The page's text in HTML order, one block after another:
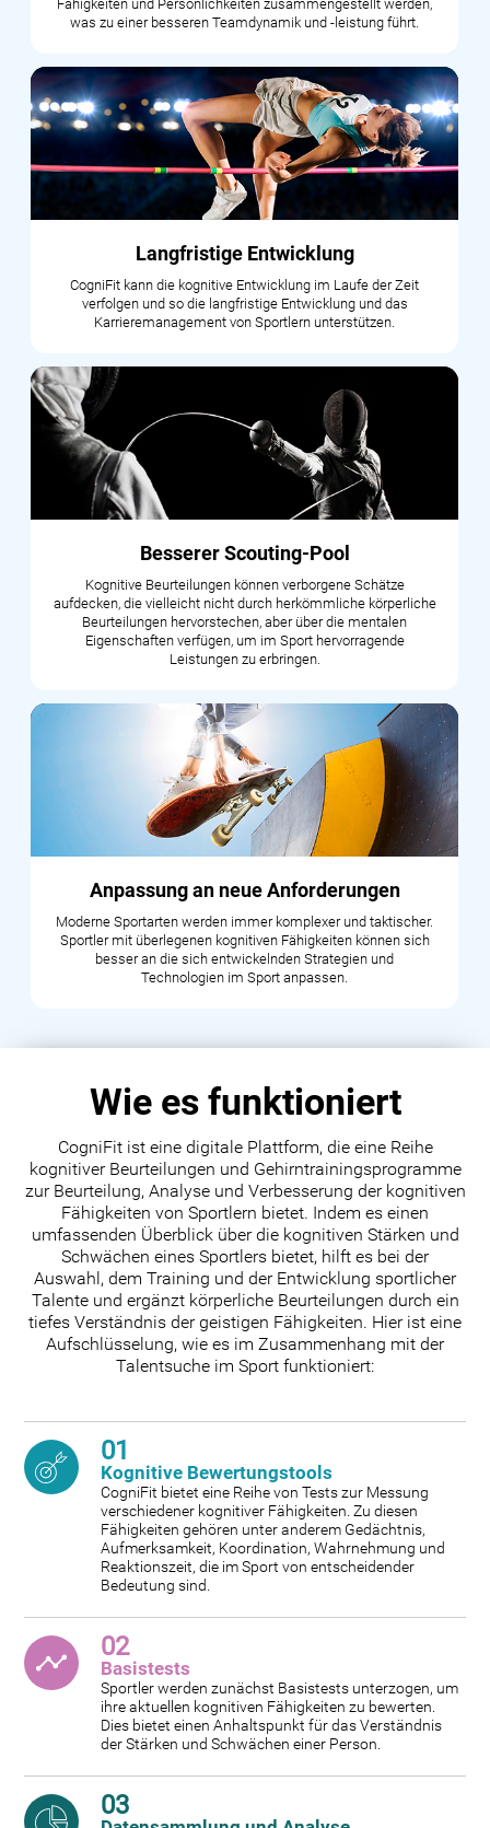
Fähigkeiten und Persönlichkeiten zusammengestellt werden,
was zu einer besseren Teamdynamik und -leistung führt.
Langfristige Entwicklung
CogniFit kann die kognitive Entwicklung im Laufe der Zeit
verfolgen und so die langfristige Entwicklung und das
Karrieremanagement von Sportlern unterstützen.
Besserer Scouting-Pool
Kognitive Beurteilungen können verborgene Schätze
aufdecken, die vielleicht nicht durch herkömmliche körperliche
Beurteilungen hervorstechen, aber über die mentalen
Eigenschaften verfügen, um im Sport hervorragende
Leistungen zu erbringen.
Anpassung an neue Anforderungen
Moderne Sportarten werden immer komplexer und taktischer.
Sportler mit überlegenen kognitiven Fähigkeiten können sich
besser an die sich entwickelnden Strategien und
Technologien im Sport anpassen.
Wie es funktioniert
CogniFit ist eine digitale Plattform, die eine Reihe
kognitiver Beurteilungen und Gehirntrainingsprogramme
zur Beurteilung, Analyse und Verbesserung der kognitiven
Fähigkeiten von Sportlern bietet. Indem es einen
umfassenden Überblick über die kognitiven Stärken und
Schwächen eines Sportlers bietet, hilft es bei der
Auswahl, dem Training und der Entwicklung sportlicher
Talente und ergänzt körperliche Beurteilungen durch ein
tiefes Verständnis der geistigen Fähigkeiten. Hier ist eine
Aufschlüsselung, wie es im Zusammenhang mit der
Talentsuche im Sport funktioniert:
01
Kognitive Bewertungstools
CogniFit bietet eine Reihe von Tests zur Messung
verschiedener kognitiver Fähigkeiten. Zu diesen
Fähigkeiten gehören unter anderem Gedächtnis,
Aufmerksamkeit, Koordination, Wahrnehmung und
Reaktionszeit, die im Sport von entscheidender
Bedeutung sind.
02
Basistests
Sportler werden zunächst Basistests unterzogen, um
ihre aktuellen kognitiven Fähigkeiten zu bewerten.
Dies bietet einen Anhaltspunkt für das Verständnis
der Stärken und Schwächen einer Person.
03